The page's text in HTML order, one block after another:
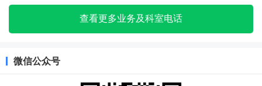
查看更多业务及科室电话
微信公众号